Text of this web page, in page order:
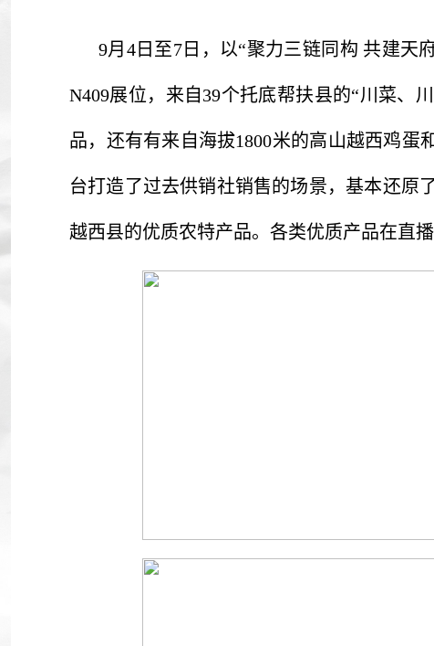
9月4日至7日，以“聚力三链同构 共建天
N409展位，来自39个托底帮扶县的“川菜、
品，还有有来自海拔1800米的高山越西鸡蛋
台打造了过去供销社销售的场景，基本还原
越西县的优质农特产品。各类优质产品在直